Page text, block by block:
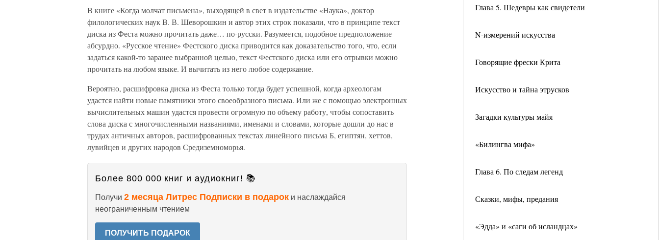
Глава 5. Шедевры как свидетели
N-измерений искусства
Говорящие фрески Крита
Искусство и тайна этрусков
Загадки культуры майя
«Билингва мифа»
Глава 6. По следам легенд
Сказки, мифы, предания
«Эдда» и «саги об исландцах»
В книге «Когда молчат письмена», выходящей в свет в издательстве «Наука», доктор
филологических наук В. В. Шеворошкин и автор этих строк показали, что в принципе текст
диска из Феста можно прочитать даже… по-русски. Разумеется, подобное предположение
абсурдно. «Русское чтение» Фестского диска приводится как доказательство того, что, если
задаться какой-то заранее выбранной целью, текст Фестского диска или его отрывки можно
прочитать на любом языке. И вычитать из него любое содержание.
Вероятно, расшифровка диска из Феста только тогда будет успешной, когда археологам
удастся найти новые памятники этого своеобразного письма. Или же с помощью электронных
вычислительных машин удастся провести огромную по объему работу, чтобы сопоставить
слова диска с многочисленными названиями, именами и словами, которые дошли до нас в
трудах античных авторов, расшифрованных текстах линейного письма Б, египтян, хеттов,
лувийцев и других народов Средиземноморья.
Более 800 000 книг и аудиокниг! 📚
Получи 2 месяца Литрес Подписки в подарок и наслаждайся
неограниченным чтением
ПОЛУЧИТЬ ПОДАРОК